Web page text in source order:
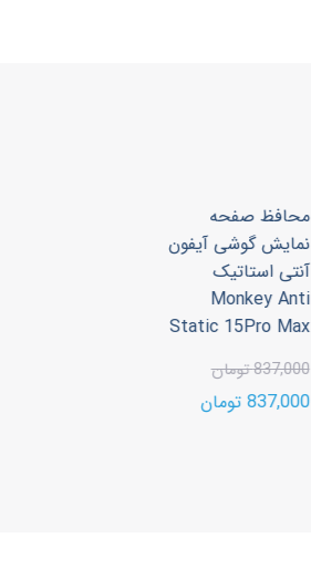
محافظ صفحه
نمایش گوشی آیفون
آنتی استاتیک
Monkey Anti
Static 15Pro Max
837,000 تومان
837,000 تومان